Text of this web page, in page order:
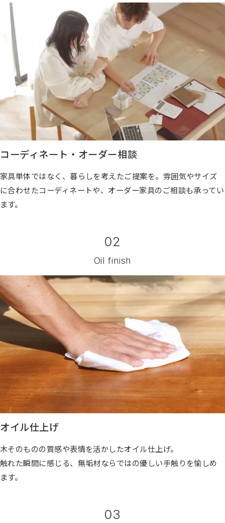
コーディネート・オーダー相談
家具単体ではなく、暮らしを考えたご提案を。雰囲気やサイズ
に合わせたコーディネートや、オーダー家具のご相談も承ってい
ます。
02
Oil finish
オイル仕上げ
木そのものの質感や表情を活かしたオイル仕上げ。
触れた瞬間に感じる、無垢材ならではの優しい手触りを愉しめ
ます。
03